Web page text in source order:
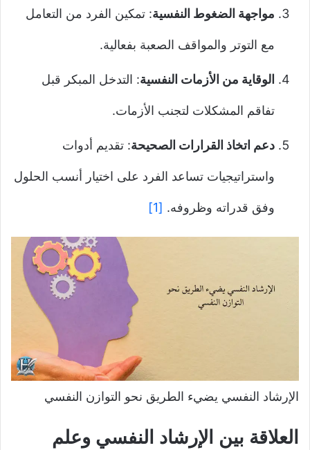
مواجهة الضغوط النفسية: تمكين الفرد من التعامل
مع التوتر والمواقف الصعبة بفعالية.
الوقاية من الأزمات النفسية: التدخل المبكر قبل
تفاقم المشكلات لتجنب الأزمات.
دعم اتخاذ القرارات الصحيحة: تقديم أدوات
واستراتيجيات تساعد الفرد على اختيار أنسب الحلول
وفق قدراته وظروفه. [1]
الإرشاد النفسي يضيء الطريق نحو التوازن النفسي
العلاقة بين الإرشاد النفسي وعلم